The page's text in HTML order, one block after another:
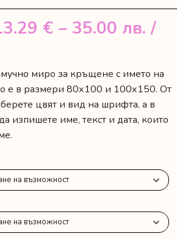
€ – 35.00 лв. /
лв.
€
лв.
€
миро за кръщене с името на
е в размери 80х100 и 100х150. От
цвят и вид на шрифта, а в
изпишете име, текст и дата, които